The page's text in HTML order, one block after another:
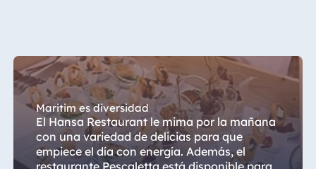
Königswinter
Hotel Magdeburg
Hotel München
Hotel Stuttgart
Seehotel
Timmendorfer
Maritim es diversidad
El Hansa Restaurant le mima por la mañana
con una variedad de delicias para que
empiece el día con energía. Además, el